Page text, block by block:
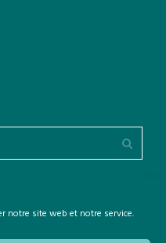
notre site web et notre service.
réservés.